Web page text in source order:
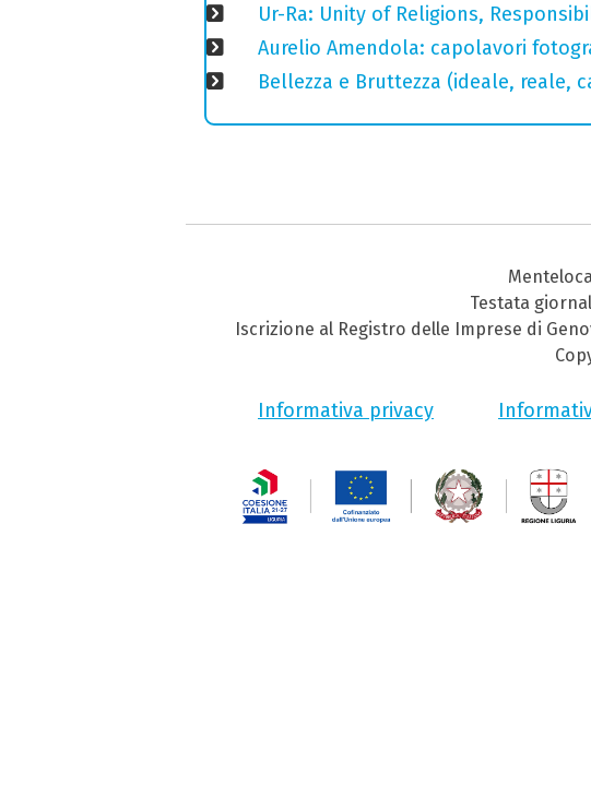
Ur-Ra: Unity of Religions,
Aurelio Amendola: capolavori
Bellezza e Bruttezza (ideale, reale,
Testata
Iscrizione al Registro delle Imprese di
Informativa privacy